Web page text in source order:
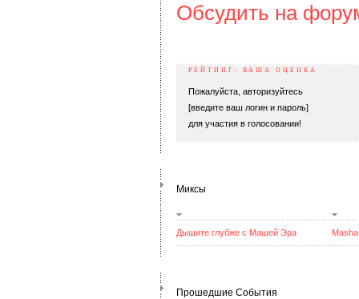
Обсудить на
РЕЙТИНГ: ВАША ОЦЕНКА
Пожалуйста, авторизуйтесь
[введите ваш логин и пароль]
для участия в голосовании!
Миксы
Дышите глубже с Машей Эра
Прошедшие События